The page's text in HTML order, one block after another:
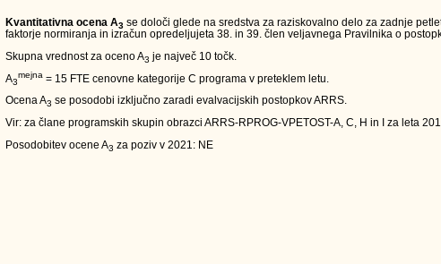
Kvantitativna ocena A3 se določi glede na sredstva za raziskovalno delo za zadnje
faktorje normiranja in izračun opredeljujeta 38. in 39. člen veljavnega Pravilnika o
Skupna vrednost za oceno A3 je največ 10 točk.
A3
mejna = 15 FTE cenovne kategorije C programa v preteklem letu.
Ocena A3 se posodobi izključno zaradi evalvacijskih postopkov ARRS.
Vir: za člane programskih skupin obrazci ARRS-RPROG-VPETOST-A, C, H in I za leta
Posodobitev ocene A3 za poziv v 2021: NE